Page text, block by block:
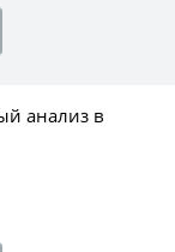
анализ в